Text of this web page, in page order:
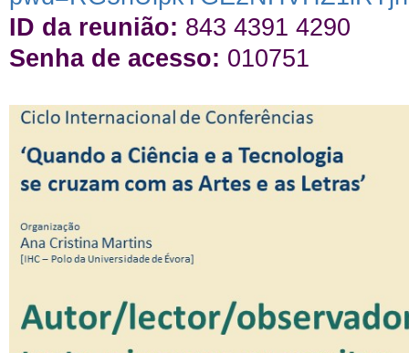
ID da reunião: 843 4391 4290
Senha de acesso: 010751